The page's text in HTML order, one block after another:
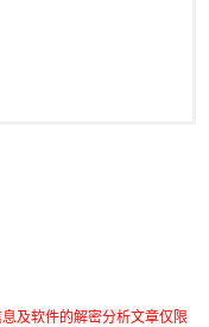
及软件的解密分析文章仅限